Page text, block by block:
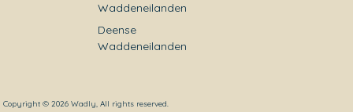
Waddeneilanden
Deense
Waddeneilanden
Copyright © 2026 Wadly, All rights reserved.